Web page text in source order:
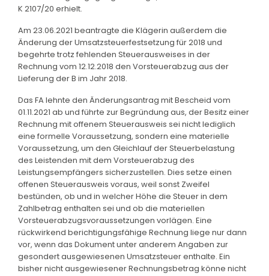
K 2107/20 erhielt.
Am 23.06.2021 beantragte die Klägerin außerdem die
Änderung der Umsatzsteuerfestsetzung für 2018 und
begehrte trotz fehlenden Steuerausweises in der
Rechnung vom 12.12.2018 den Vorsteuerabzug aus der
Lieferung der B im Jahr 2018.
Das FA lehnte den Änderungsantrag mit Bescheid vom
01.11.2021 ab und führte zur Begründung aus, der Besitz einer
Rechnung mit offenem Steuerausweis sei nicht lediglich
eine formelle Voraussetzung, sondern eine materielle
Voraussetzung, um den Gleichlauf der Steuerbelastung
des Leistenden mit dem Vorsteuerabzug des
Leistungsempfängers sicherzustellen. Dies setze einen
offenen Steuerausweis voraus, weil sonst Zweifel
bestünden, ob und in welcher Höhe die Steuer in dem
Zahlbetrag enthalten sei und ob die materiellen
Vorsteuerabzugsvoraussetzungen vorlägen. Eine
rückwirkend berichtigungsfähige Rechnung liege nur dann
vor, wenn das Dokument unter anderem Angaben zur
gesondert ausgewiesenen Umsatzsteuer enthalte. Ein
bisher nicht ausgewiesener Rechnungsbetrag könne nicht